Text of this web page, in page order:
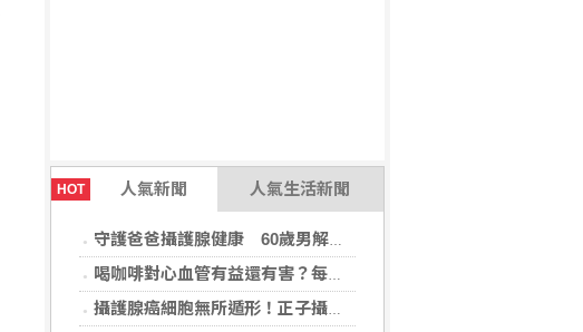
HOT 人氣新聞 人氣生活新聞
守護爸爸攝護腺健康 60歲男解尿異常 靠PHI檢測及早揪出攝護腺癌
喝咖啡對心血管有益還有害？每日可以喝幾杯咖啡？美心臟協會一次解答
攝護腺癌細胞無所遁形！正子攝影掃描揪出攝護腺癌，精準定位助早期治療